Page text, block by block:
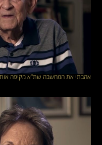
אהבתי את המחשבה שת”א מקיפה